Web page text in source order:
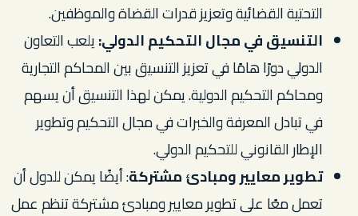
التحتية القضائية وتعزيز قدرات القضاة والموظفين.
التنسيق في مجال التحكيم الدولي:يلعب التعاون
الدولي دورًا هامًا في تعزيز التنسيق بين المحاكم التجارية
ومحاكم التحكيم الدولية. يمكن لهذا التنسيق أن يسهم
في تبادل المعرفة والخبرات في مجال التحكيم وتطوير
الإطار القانوني للتحكيم الدولي.
تطوير معايير ومبادئ مشتركة: أيضًا يمكن للدول أن
تعمل معًا على تطوير معايير ومبادئ مشتركة تنظم عمل